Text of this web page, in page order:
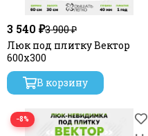
3 540 ₽3 900 ₽
Люк под плитку Вектор
600х300
В корзину
−8%